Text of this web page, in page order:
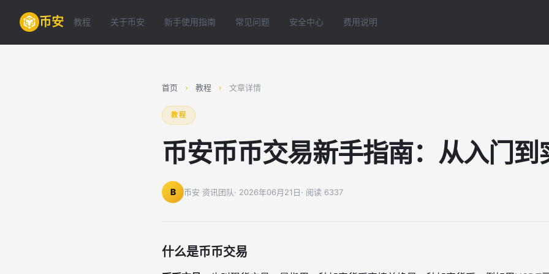
币安 教程 关于币安 新手使用指南 常见问题 安全中心 费用说明
首页 › 教程 › 文章详情
教程
币安币币交易新手指南：从入门到
B 币安 资讯团队· 2026年06月21日· 阅读 6337
什么是币币交易